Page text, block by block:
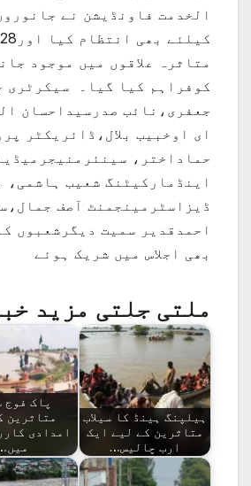
الخدمت فاونڈیشن نے
متاثرہ علاقوں میں موجود
کوفراہم کیا گیا۔ سیکرٹری
جعفری،نائب صدرسیداحسان
ای اوخبیب بلال،ڈائریکٹر
حماداختر،
اینڈمارکیٹنگ شعیب ہاشمی،
ڈیزاسٹرمینجمنٹ آصف
احمدقدیر سمیت دیگرشعبوں
بھی اجلاس میں شریک ہوئے
ملتی جلتی مزید
ہیلپنگ ہینڈ کا سیلاب
متاثرین کے لیے ایک
ارب چالیس…
پاک فوج
متاثرین
امدادی